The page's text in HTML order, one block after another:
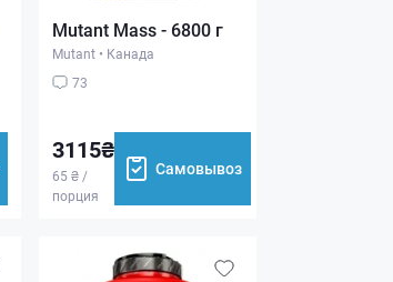
Mutant Mass - 6800 г
Mutant • Канада
73
3115₴
65 ₴ /
порция
Самовывоз